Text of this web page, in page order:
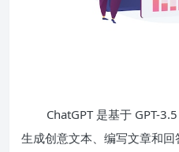
ChatGPT 是基于 GPT-
生成创意文本、编写文章和回